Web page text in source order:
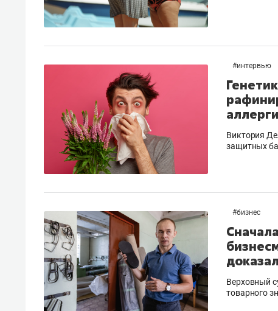
#интервью
Виктория
защитных
#бизнес
Верховный
товарного